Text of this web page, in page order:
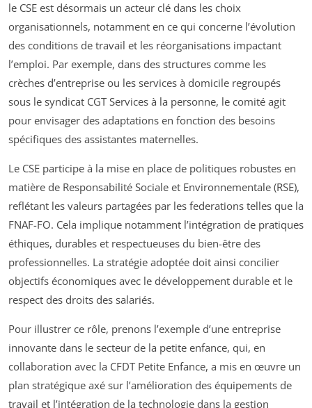
le CSE est désormais un acteur clé dans les choix
organisationnels, notamment en ce qui concerne l’évolution
des conditions de travail et les réorganisations impactant
l’emploi. Par exemple, dans des structures comme les
crèches d’entreprise ou les services à domicile regroupés
sous le syndicat CGT Services à la personne, le comité agit
pour envisager des adaptations en fonction des besoins
spécifiques des assistantes maternelles.
Le CSE participe à la mise en place de politiques robustes en
matière de Responsabilité Sociale et Environnementale (RSE),
reflétant les valeurs partagées par les federations telles que la
FNAF-FO. Cela implique notamment l’intégration de pratiques
éthiques, durables et respectueuses du bien-être des
professionnelles. La stratégie adoptée doit ainsi concilier
objectifs économiques avec le développement durable et le
respect des droits des salariés.
Pour illustrer ce rôle, prenons l’exemple d’une entreprise
innovante dans le secteur de la petite enfance, qui, en
collaboration avec la CFDT Petite Enfance, a mis en œuvre un
plan stratégique axé sur l’amélioration des équipements de
travail et l’intégration de la technologie dans la gestion